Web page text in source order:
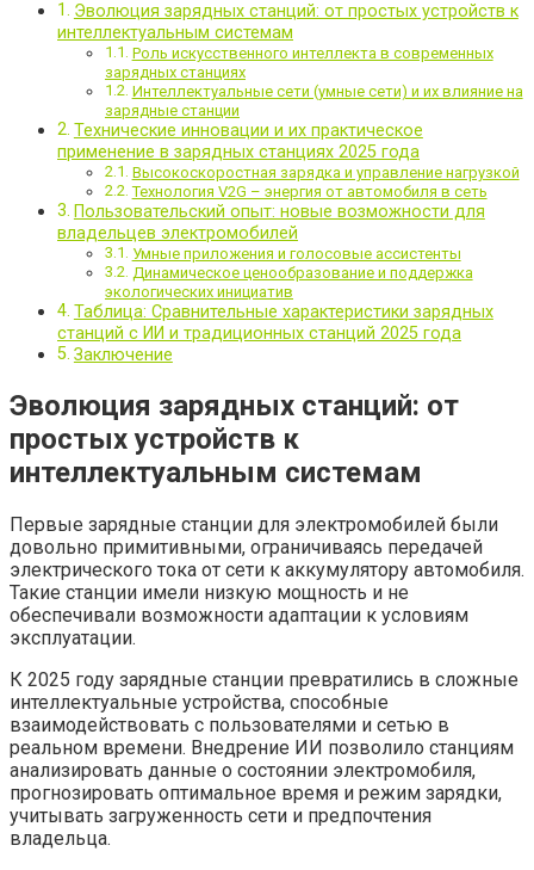
Эволюция зарядных станций: от простых устройств к
интеллектуальным системам
Роль искусственного интеллекта в современных
зарядных станциях
Интеллектуальные сети (умные сети) и их влияние на
зарядные станции
Технические инновации и их практическое
применение в зарядных станциях 2025 года
Высокоскоростная зарядка и управление нагрузкой
Технология V2G – энергия от автомобиля в сеть
Пользовательский опыт: новые возможности для
владельцев электромобилей
Умные приложения и голосовые ассистенты
Динамическое ценообразование и поддержка
экологических инициатив
Таблица: Сравнительные характеристики зарядных
станций с ИИ и традиционных станций 2025 года
Заключение
Эволюция зарядных станций: от
простых устройств к
интеллектуальным системам
Первые зарядные станции для электромобилей были
довольно примитивными, ограничиваясь передачей
электрического тока от сети к аккумулятору автомобиля.
Такие станции имели низкую мощность и не
обеспечивали возможности адаптации к условиям
эксплуатации.
К 2025 году зарядные станции превратились в сложные
интеллектуальные устройства, способные
взаимодействовать с пользователями и сетью в
реальном времени. Внедрение ИИ позволило станциям
анализировать данные о состоянии электромобиля,
прогнозировать оптимальное время и режим зарядки,
учитывать загруженность сети и предпочтения
владельца.